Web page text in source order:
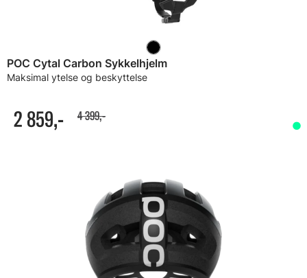
POC Cytal Carbon Sykkelhjelm
Maksimal ytelse og beskyttelse
2 859,- 4 399,-